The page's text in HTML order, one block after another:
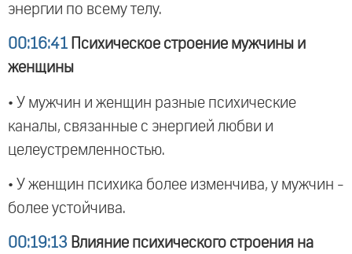
энергии по всему телу.
00:16:41 Психическое строение мужчины и
женщины
• У мужчин и женщин разные психические
каналы, связанные с энергией любви и
целеустремленностью.
• У женщин психика более изменчива, у мужчин -
более устойчива.
00:19:13 Влияние психического строения на